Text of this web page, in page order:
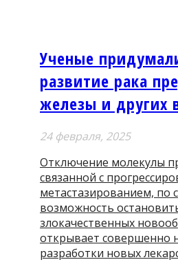
Ученые
развитие рака
железы и других
24 февраля, 2025
Отключение молекулы
связанной с
метастазированием, по
возможность
злокачественных
открывает совершенно
разработки новых